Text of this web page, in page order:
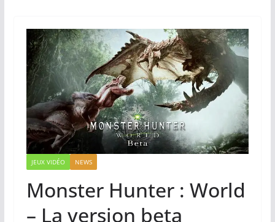
JEUX VIDÉO NEWS
Monster Hunter : World
– La version beta